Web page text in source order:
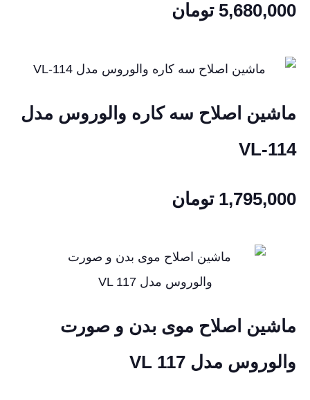
5,680,000 تومان
ماشین اصلاح سه کاره والوروس مدل
VL-114
1,795,000 تومان
ماشین اصلاح موی بدن و صورت
والوروس مدل VL 117